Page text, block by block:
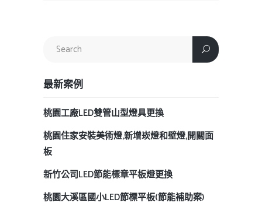
最新案例
桃園工廠LED雙管山型燈具更換
桃園住家安裝美術燈,新增崁燈和壁燈,開關面
板
新竹公司LED節能標章平板燈更換
桃園大溪區國小LED節標平板(節能補助案)